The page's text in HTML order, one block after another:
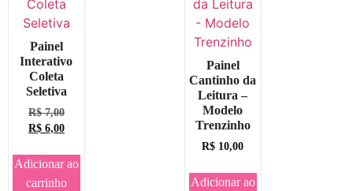
Painel
Interativo
Coleta
Seletiva
R$7,00
R$6,00
Adicionar ao
carrinho
Painel
Cantinho da
Leitura –
Modelo
Trenzinho
R$ 10,00
Adicionar ao